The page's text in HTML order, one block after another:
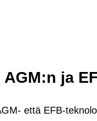
ja
että EFB-